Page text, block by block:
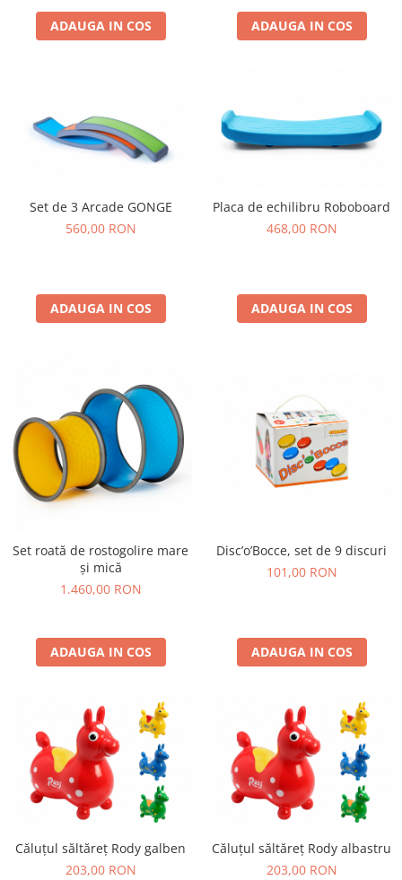
ADAUGA IN COS ADAUGA IN COS
Set de 3 Arcade GONGE
560,00 RON
ADAUGA IN COS
Placa de echilibru Roboboard
468,00 RON
ADAUGA IN COS
Set roată de rostogolire mare
și mică
1.460,00 RON
ADAUGA IN COS
Disc’o’Bocce, set de 9 discuri
101,00 RON
ADAUGA IN COS
Căluțul săltăreț Rody galben
203,00 RON
Căluțul săltăreț Rody albastru
203,00 RON